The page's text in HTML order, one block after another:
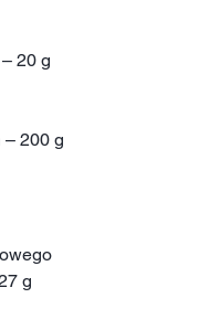
20 g
200 g
g